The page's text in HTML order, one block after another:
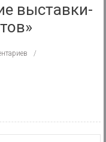
выставки-